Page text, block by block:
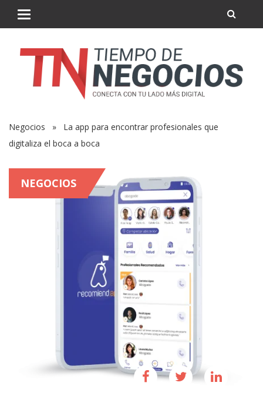
Negocios » La app para encontrar profesionales que
digitaliza el boca a boca
NEGOCIOS